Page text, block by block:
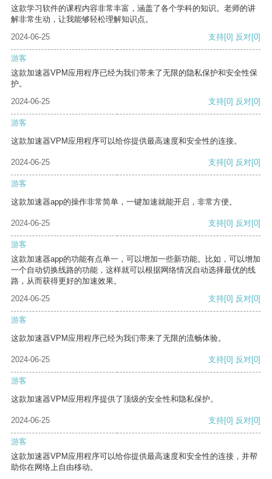
这款学习软件的课程内容非常丰富，涵盖了各个学科的知识。老师的讲
解非常生动，让我能够轻松理解知识点。
2024-06-25
支持[0] 反对[0]
游客
这款加速器VPM应用程序已经为我们带来了无限的隐私保护和安全性保
护。
2024-06-25
支持[0] 反对[0]
游客
这款加速器VPM应用程序可以给你提供最高速度和安全性的连接。
2024-06-25 支持[0] 反对[0]
游客
这款加速器app的操作非常简单，一键加速就能开启，非常方便。
2024-06-25 支持[0] 反对[0]
游客
这款加速器app的功能有点单一，可以增加一些新功能。比如，可以增加
一个自动切换线路的功能，这样就可以根据网络情况自动选择最优的线
路，从而获得更好的加速效果。
2024-06-25
支持[0] 反对[0]
游客
这款加速器VPM应用程序已经为我们带来了无限的流畅体验。
2024-06-25 支持[0] 反对[0]
游客
这款加速器VPM应用程序提供了顶级的安全性和隐私保护。
2024-06-25 支持[0] 反对[0]
游客
这款加速器VPM应用程序可以给你提供最高速度和安全性的连接，并帮
助你在网络上自由移动。